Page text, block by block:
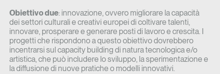
Obiettivo due: innovazione, ovvero migliorare la capacità
dei settori culturali e creativi europei di coltivare talenti,
innovare, prosperare e generare posti di lavoro e crescita. I
progetti che rispondono a questo obiettivo dovrebbero
incentrarsi sul capacity building di natura tecnologica e/o
artistica, che può includere lo sviluppo, la sperimentazione e
la diffusione di nuove pratiche o modelli innovativi.